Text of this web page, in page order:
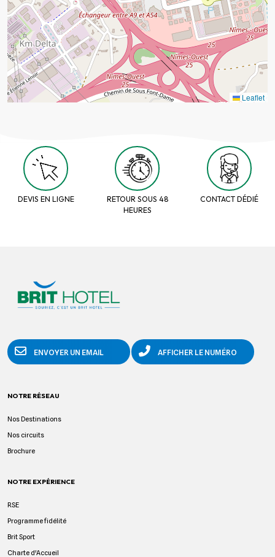
Leaflet
DEVIS EN LIGNE
RETOUR SOUS 48
HEURES
CONTACT DÉDIÉ
ENVOYER UN EMAIL AFFICHER LE NUMÉRO
NOTRE RÉSEAU
Nos Destinations
Nos circuits
Brochure
NOTRE EXPÉRIENCE
RSE
Programme fidélité
Brit Sport
Charte d'Accueil